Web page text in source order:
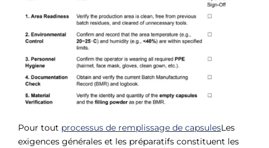
Pour tout processus de remplissage de capsulesLes
exigences générales et les préparatifs constituent les